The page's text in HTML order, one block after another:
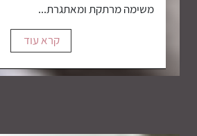
משימה מרתקת ומאתגרת...
קרא עוד